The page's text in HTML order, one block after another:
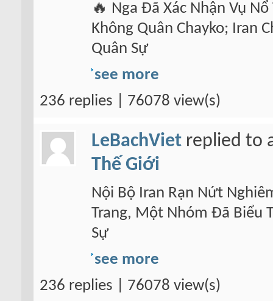
🔥 Nga Đã Xác Nhận Vụ
Không Quân Chayko; Iran
Quân Sự
see more
236 replies | 76078 view(s)
LeBachViet replied to
Thế Giới
Nội Bộ Iran Rạn Nứt
Trang, Một Nhóm Đã Biểu
Sự
see more
236 replies | 76078 view(s)